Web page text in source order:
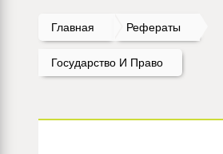
Главная Рефераты
Государство И Право